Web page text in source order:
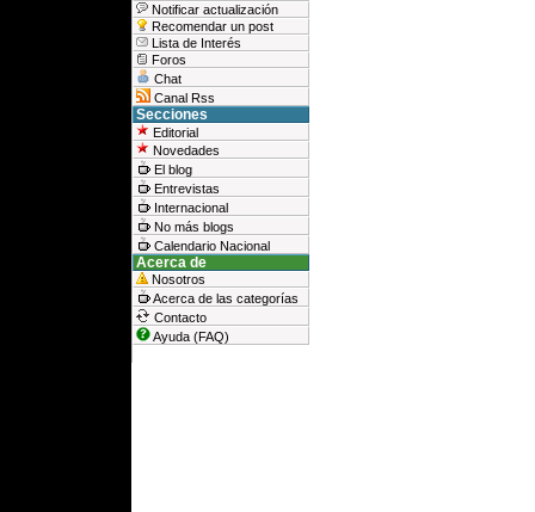
Notificar actualización
Recomendar un post
Lista de Interés
Foros
Chat
Canal Rss
Secciones
Editorial
Novedades
El blog
Entrevistas
Internacional
No más blogs
Calendario Nacional
Acerca de
Nosotros
Acerca de las categorías
Contacto
Ayuda (FAQ)